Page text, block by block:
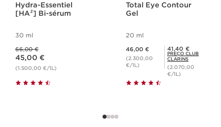
CRÈME
CRÈME LÉGÈRE
Hydra-Essentiel
[HA²] Bi-sérum
30 ml
66,00 €
Preço atual 45,00 €
45,00 €
(1.500,00 €/1L)
Total Eye Contour
Gel
20 ml
46,00 €
(2.300,00
€/1L)
Preço Club Clarins 41,40 €
41,40 €
PREÇO CLUB
CLARINS
(2.070,00
€/1L)